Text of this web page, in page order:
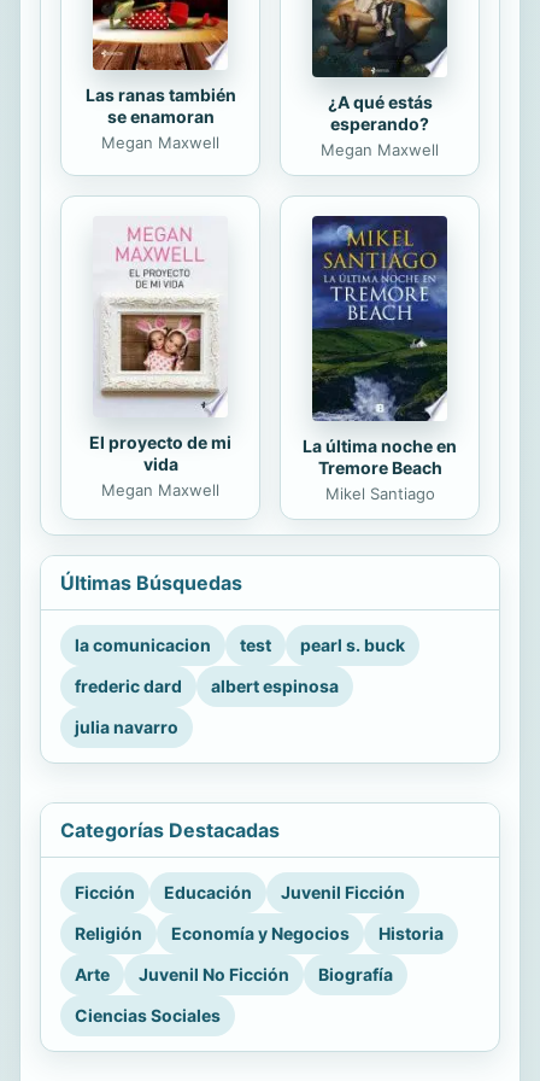
Las ranas también
se enamoran
Megan Maxwell
¿A qué estás
esperando?
Megan Maxwell
El proyecto de mi
vida
Megan Maxwell
La última noche en
Tremore Beach
Mikel Santiago
Últimas Búsquedas
la comunicacion test
pearl s. buck
frederic dard
albert espinosa
julia navarro
Categorías Destacadas
Ficción Educación
Juvenil Ficción
Religión
Economía y Negocios
Historia
Arte
Juvenil No Ficción
Biografía
Ciencias Sociales